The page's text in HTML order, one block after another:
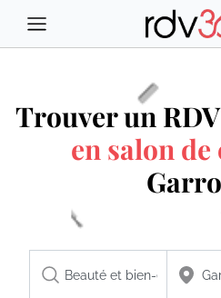
Trouver un RDV
en salon